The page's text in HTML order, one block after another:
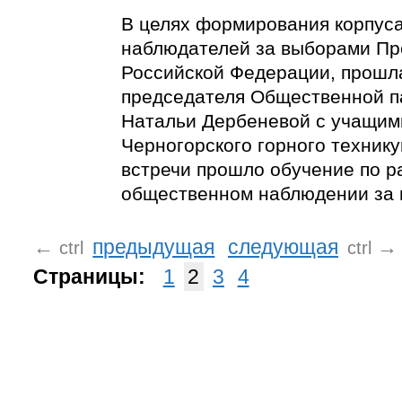
В целях формирования
наблюдателей за выборами
Российской Федерации,
председателя Общественной
Натальи Дербеневой с
Черногорского горного
встречи прошло обучение по
общественном наблюдении за
← ctrl предыдущая следующая ctrl
→
Страницы:
1 2 3 4